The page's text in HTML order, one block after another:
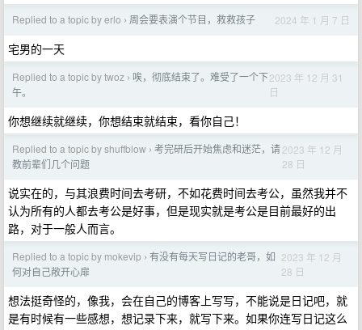
Replied to a topic by erlo › 周会要表演个节目，救救孩子 2024 年 1 月 7 日
宅男的一天
Replied to a topic by twoz › 唉，彻底结束了。难受了一个下
午。
2023 年 12 月 31
日
你想继续就继续，你想结束就结束，看你自己！
Replied to a topic by shuffblow › 考完研后开始焦虑和迷茫，请
教前辈们几个问题
2023 年 12 月
28 日
说实在的，与其浪费时间去考研，不如花费时间去考公，虽然我并不
认为所有的人都去考公是好事，但是现实就是考公是目前最好的出
路，对于一般人而言。
Replied to a topic by mokevip › 有没有每天写日记的老哥，如
何对自己敞开心扉
2023 年 12 月
28 日
想法挺奇怪的，像我，会在自己的博客上写写，不能说是日记吧，就
是有时候有一些感想，想记录下来，就写下来。如果你连写日记这么